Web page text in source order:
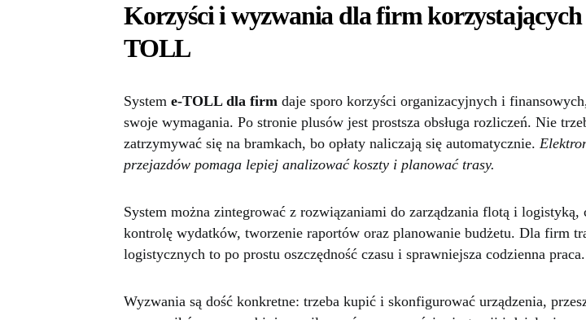
Korzyści i wyzwania dla firm korzystających
TOLL
System e-TOLL dla firm daje sporo korzyści organizacyjnych i
swoje wymagania. Po stronie plusów jest prostsza obsługa rozliczeń. Nie
zatrzymywać się na bramkach, bo opłaty naliczają się automatycznie.
przejazdów pomaga lepiej analizować koszty i planować trasy.
System można zintegrować z rozwiązaniami do zarządzania flotą i logistyką,
kontrolę wydatków, tworzenie raportów oraz planowanie budżetu. Dla firm
logistycznych to po prostu oszczędność czasu i sprawniejsza codzienna praca.
Wyzwania są dość konkretne: trzeba kupić i skonfigurować urządzenia,